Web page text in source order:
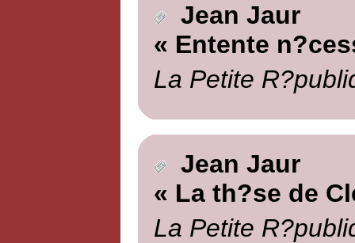
Jean Jaur
« Entente
La Petite
Jean Jaur
« La th?se de
La Petite